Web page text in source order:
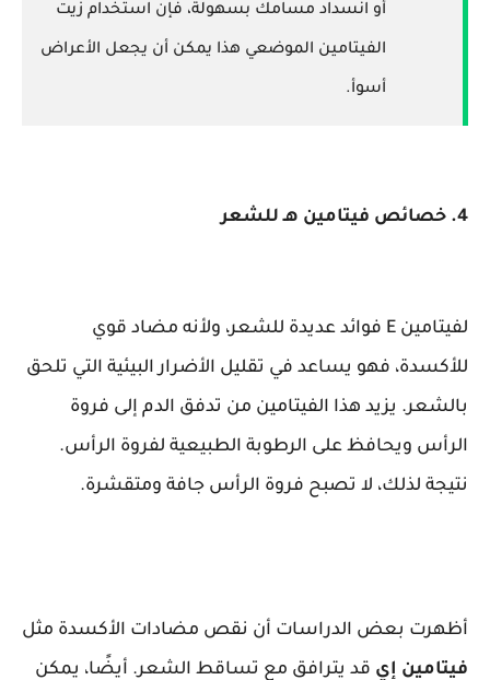
أو انسداد مسامك بسهولة، فإن استخدام زيت
الفيتامين الموضعي هذا يمكن أن يجعل الأعراض
أسوأ.
4. خصائص فيتامين هـ للشعر
لفيتامين E فوائد عديدة للشعر، ولأنه مضاد قوي
للأكسدة، فهو يساعد في تقليل الأضرار البيئية التي تلحق
بالشعر. يزيد هذا الفيتامين من تدفق الدم إلى فروة
الرأس ويحافظ على الرطوبة الطبيعية لفروة الرأس.
نتيجة لذلك، لا تصبح فروة الرأس جافة ومتقشرة.
أظهرت بعض الدراسات أن نقص مضادات الأكسدة مثل
فيتامين إي قد يترافق مع تساقط الشعر. أيضًا، يمكن